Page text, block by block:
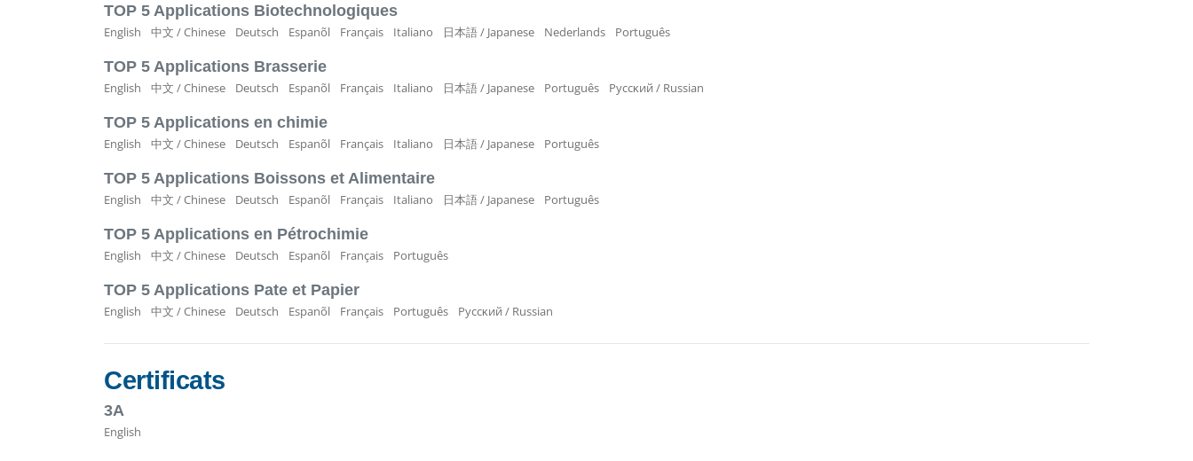
TOP 5 Applications Biotechnologiques
English 中文 / Chinese Deutsch Espanõl Français Italiano 日本語 / Japanese Nederlands Português
TOP 5 Applications Brasserie
English 中文 / Chinese Deutsch Espanõl Français Italiano 日本語 / Japanese Português Pyccĸий / Russian
TOP 5 Applications en chimie
English 中文 / Chinese Deutsch Espanõl Français Italiano 日本語 / Japanese Português
TOP 5 Applications Boissons et Alimentaire
English 中文 / Chinese Deutsch Espanõl Français Italiano 日本語 / Japanese Português
TOP 5 Applications en Pétrochimie
English 中文 / Chinese Deutsch Espanõl Français Português
TOP 5 Applications Pate et Papier
English 中文 / Chinese Deutsch Espanõl Français Português Pyccĸий / Russian
Certificats
3A
English